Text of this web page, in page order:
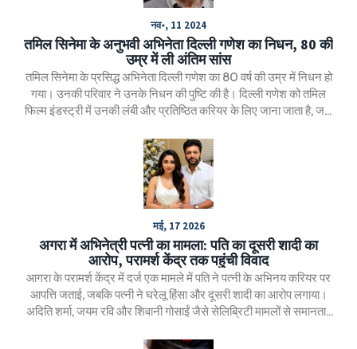
नव॰, 11 2024
तमिल सिनेमा के अनुभवी अभिनेता दिल्ली गणेश का निधन, 80 की
उम्र में ली अंतिम सांस
तमिल सिनेमा के प्रसिद्ध अभिनेता दिल्ली गणेश का 80 वर्ष की उम्र में निधन हो
गया। उनकी परिवार ने उनके निधन की पुष्टि की है। दिल्ली गणेश को तमिल
फिल्म इंडस्ट्री में उनकी लंबी और प्रतिष्ठित करियर के लिए जाना जाता है, जहाँ
आयोजन की तिथि 11 नवंबर तय की गई है।
मई, 17 2026
अगरा में अभिनेत्री पत्नी का मामला: पति का दूसरी शादी का
आरोप, परामर्श केंद्र तक पहुंची विवाद
आगरा के परामर्श केंद्र में दर्ज एक मामले में पति ने पत्नी के अभिनय करियर पर
आपत्ति जताई, जबकि पत्नी ने घरेलू हिंसा और दूसरी शादी का आरोप लगाया।
अदिति शर्मा, जयम रवि और शिवानी गोसाईं जैसे सेलिब्रिटी मामलों से समानताएं